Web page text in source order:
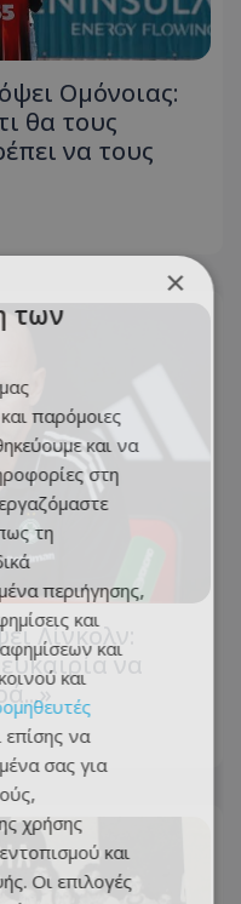
Ομόνοιας:
θα τους
να τους
Λίνκολν:
να
×
των
παρόμοιες
και να
στη
τη
περιήγησης,
και
και
και
επίσης να
σας για
χρήσης
και
Οι επιλογές